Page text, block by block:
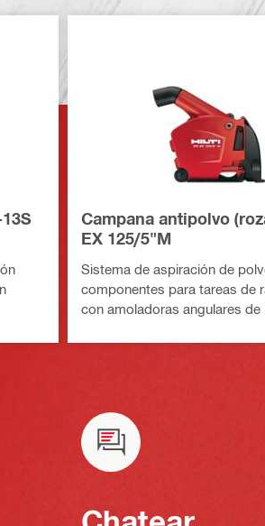
Campana antipolvo
EX 125/5"M
Sistema de aspiración de
componentes para tareas de
con amoladoras angulares de